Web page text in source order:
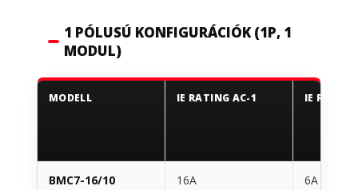
1 PÓLUSÚ KONFIGURÁCIÓK (1P, 1
MODUL)
MODELL IE RATING AC-1 IE
BMC7-16/10 16A 6A